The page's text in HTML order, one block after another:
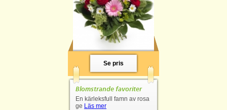
Se pris
Blomstrande favoriter
En kärleksfull famn av rosa
ge Läs mer